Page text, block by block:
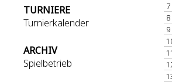
TURNIERE
Turnierkalender
ARCHIV
Spielbetrieb
7
8
9
11